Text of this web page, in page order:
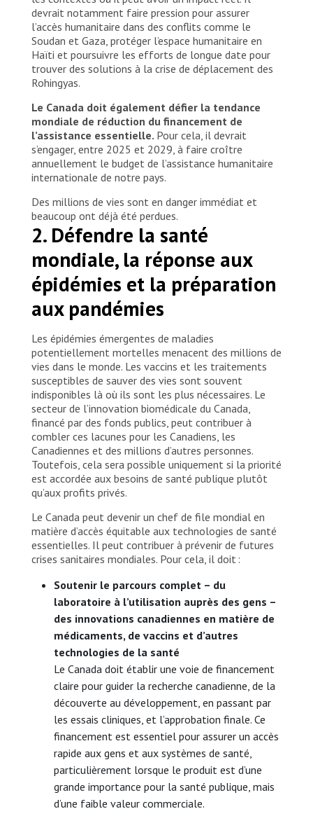
devrait notamment faire pression pour assurer
l’accès humanitaire dans des conflits comme le
Soudan et Gaza, protéger l’espace humanitaire en
Haïti et poursuivre les efforts de longue date pour
trouver des solutions à la crise de déplacement des
Rohingyas.
Le Canada doit également défier la tendance
mondiale de réduction du financement de
l’assistance essentielle. Pour cela, il devrait
s’engager, entre 2025 et 2029, à faire croître
annuellement le budget de l’assistance humanitaire
internationale de notre pays.
Des millions de vies sont en danger immédiat et
beaucoup ont déjà été perdues.
2. Défendre la santé
mondiale, la réponse aux
épidémies et la préparation
aux pandémies
Les épidémies émergentes de maladies
potentiellement mortelles menacent des millions de
vies dans le monde. Les vaccins et les traitements
susceptibles de sauver des vies sont souvent
indisponibles là où ils sont les plus nécessaires. Le
secteur de l’innovation biomédicale du Canada,
financé par des fonds publics, peut contribuer à
combler ces lacunes pour les Canadiens, les
Canadiennes et des millions d’autres personnes.
Toutefois, cela sera possible uniquement si la priorité
est accordée aux besoins de santé publique plutôt
qu’aux profits privés.
Le Canada peut devenir un chef de file mondial en
matière d’accès équitable aux technologies de santé
essentielles. Il peut contribuer à prévenir de futures
crises sanitaires mondiales. Pour cela, il doit :
Soutenir le parcours complet – du
laboratoire à l’utilisation auprès des gens –
des innovations canadiennes en matière de
médicaments, de vaccins et d’autres
technologies de la santé
Le Canada doit établir une voie de financement
claire pour guider la recherche canadienne, de la
découverte au développement, en passant par
les essais cliniques, et l’approbation finale. Ce
financement est essentiel pour assurer un accès
rapide aux gens et aux systèmes de santé,
particulièrement lorsque le produit est d’une
grande importance pour la santé publique, mais
d’une faible valeur commerciale.